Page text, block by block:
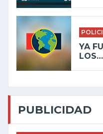
YA
LOS…
PUBLICIDAD